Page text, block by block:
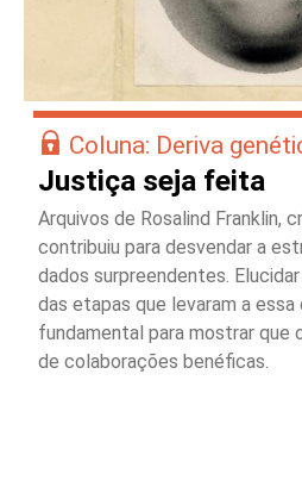
Coluna: Deriva
Justiça seja feita
Arquivos de Rosalind Franklin,
contribuiu para desvendar a
dados surpreendentes.
das etapas que levaram a
fundamental para mostrar que
de colaborações benéficas.